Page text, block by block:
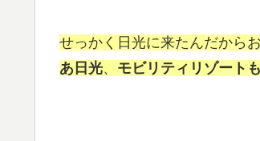
せっかく日光に来たんだから
あ日光、 モビリティリゾート